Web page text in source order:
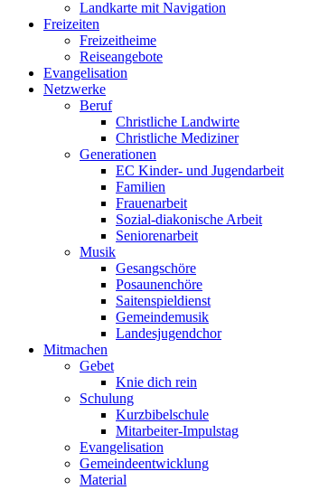
Landkarte mit Navigation
Freizeiten
Freizeitheime
Reiseangebote
Evangelisation
Netzwerke
Beruf
Christliche Landwirte
Christliche Mediziner
Generationen
EC Kinder- und Jugendarbeit
Familien
Frauenarbeit
Sozial-diakonische Arbeit
Seniorenarbeit
Musik
Gesangschöre
Posaunenchöre
Saitenspieldienst
Gemeindemusik
Landesjugendchor
Mitmachen
Gebet
Knie dich rein
Schulung
Kurzbibelschule
Mitarbeiter-Impulstag
Evangelisation
Gemeindeentwicklung
Material